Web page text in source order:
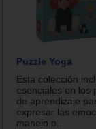
Puzzle Yoga
Esta colección
esenciales en los
de aprendizaje
expresar las
manejo p...